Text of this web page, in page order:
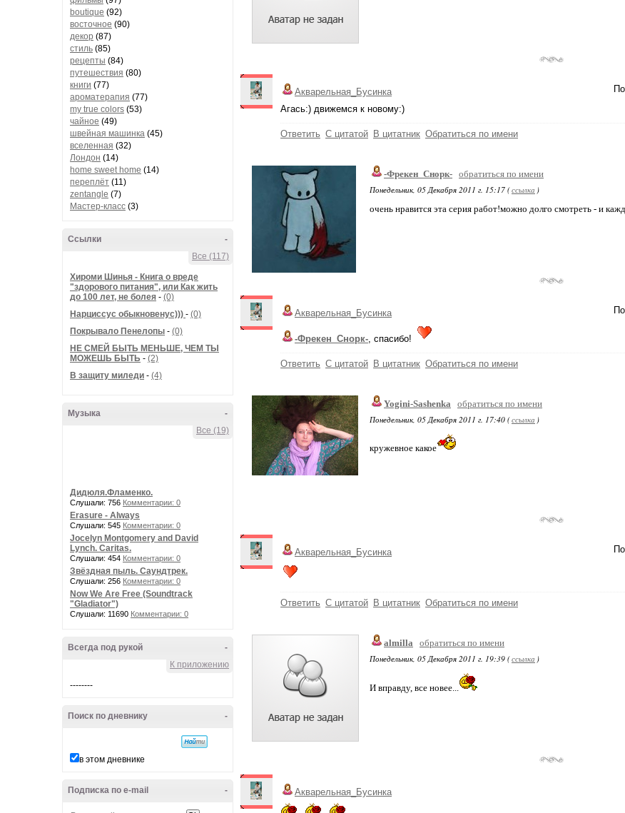
boutique (92)
восточное (90)
декор (87)
стиль (85)
рецепты (84)
путешествия (80)
книги (77)
ароматерапия (77)
my true colors (53)
чайное (49)
швейная машинка (45)
вселенная (32)
Лондон (14)
home sweet home (14)
переплёт (11)
zentangle (7)
Мастер-класс (3)
-
Ссылки
Все (117)
Хироми Шинья - Книга о вреде
"здорового питания", или Как жить
до 100 лет, не болея - (0)
Нарциссус обыкновенус))) - (0)
Покрывало Пенелопы - (0)
НЕ СМЕЙ БЫТЬ МЕНЬШЕ, ЧЕМ ТЫ
МОЖЕШЬ БЫТЬ - (2)
В защиту миледи - (4)
-
Музыка
Все (19)
Дидюля.Фламенко.
Слушали: 756 Комментарии: 0
Erasure - Always
Слушали: 545 Комментарии: 0
Jocelyn Montgomery and David
Lynch. Caritas.
Слушали: 454 Комментарии: 0
Звёздная пыль. Саундтрек.
Слушали: 256 Комментарии: 0
Now We Are Free (Soundtrack
"Gladiator")
Слушали: 11690 Комментарии: 0
-
Всегда под рукой
К приложению
--------
-
Поиск по дневнику
в этом дневнике
-
Подписка по e-mail
Акварельная_Бусинка
Агась:) движемся к новому:)
Ответить С цитатой В цитатник Обратиться по имени
-Фрекен_Снорк- обратиться по имени
Понедельник, 05 Декабря 2011 г. 15:17 (ссылка )
очень нравится эта серия работ!можно долго смотреть - и
Акварельная_Бусинка
-Фрекен_Снорк-, спасибо!
Ответить С цитатой В цитатник Обратиться по имени
Yogini-Sashenka
обратиться по имени
Понедельник, 05 Декабря 2011 г. 17:40 (ссылка )
кружевное какое
Акварельная_Бусинка
Ответить С цитатой В цитатник Обратиться по имени
almilla
обратиться по имени
Понедельник, 05 Декабря 2011 г. 19:39 (ссылка )
И вправду, все новее...
Акварельная_Бусинка